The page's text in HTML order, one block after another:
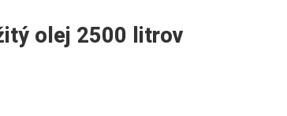
olej 2500 litrov